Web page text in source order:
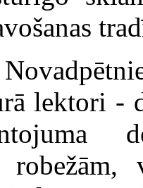
lektori -